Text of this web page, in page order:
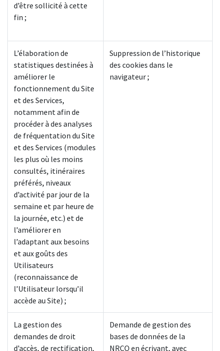
d’être sollicité à cette
fin ;
L’élaboration de
statistiques destinées à
améliorer le
fonctionnement du Site
et des Services,
notamment afin de
procéder à des analyses
de fréquentation du Site
et des Services (modules
les plus où les moins
consultés, itinéraires
préférés, niveaux
d’activité par jour de la
semaine et par heure de
la journée, etc.) et de
l’améliorer en
l’adaptant aux besoins
et aux goûts des
Utilisateurs
(reconnaissance de
l’Utilisateur lorsqu’il
accède au Site) ;
Suppression de l’historique
des cookies dans le
navigateur ;
La gestion des
demandes de droit
d’accès, de rectification,
Demande de gestion des
bases de données de la
NRCO en écrivant, avec